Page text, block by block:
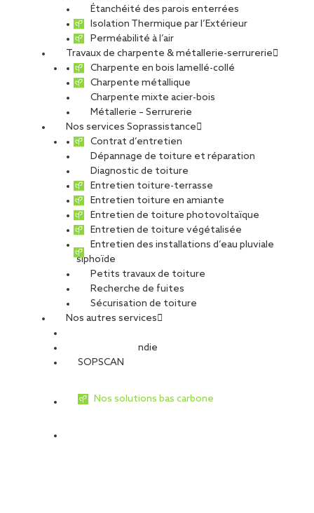
Étanchéité des parois enterrées
Isolation Thermique par l’Extérieur
Perméabilité à l’air
Travaux de charpente & métallerie-serrurerie
Charpente en bois lamellé-collé
Charpente métallique
Charpente mixte acier-bois
Métallerie – Serrurerie
Nos services Soprassistance
Contrat d’entretien
Dépannage de toiture et réparation
Diagnostic de toiture
Entretien toiture-terrasse
Entretien toiture en amiante
Entretien de toiture photovoltaïque
Entretien de toiture végétalisée
Entretien des installations d’eau pluviale
siphoïde
Petits travaux de toiture
Recherche de fuites
Sécurisation de toiture
Nos autres services
Sécurité Incendie
SOPSCAN
Nos solutions bas carbone